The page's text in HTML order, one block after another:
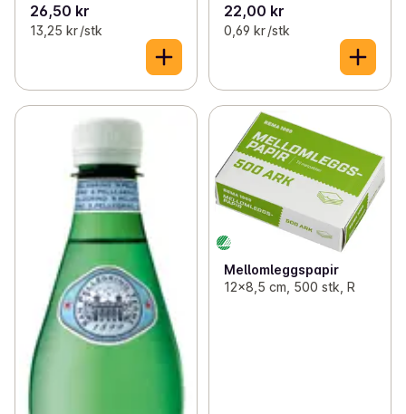
26,50 kr
13,25 kr /stk
22,00 kr
0,69 kr /stk
Mellomleggspapir
12x8,5 cm, 500 stk, R